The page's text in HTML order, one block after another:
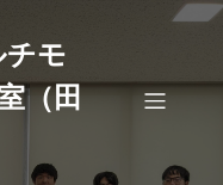
チモ
（田